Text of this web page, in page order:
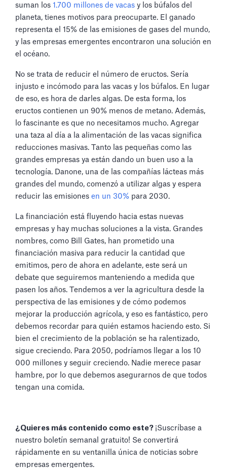
suman los 1.700 millones de vacas y los búfalos del
planeta, tienes motivos para preocuparte. El ganado
representa el 15% de las emisiones de gases del mundo,
y las empresas emergentes encontraron una solución en
el océano.
No se trata de reducir el número de eructos. Sería
injusto e incómodo para las vacas y los búfalos. En lugar
de eso, es hora de darles algas. De esta forma, los
eructos contienen un 90% menos de metano. Además,
lo fascinante es que no necesitamos mucho. Agregar
una taza al día a la alimentación de las vacas significa
reducciones masivas. Tanto las pequeñas como las
grandes empresas ya están dando un buen uso a la
tecnología. Danone, una de las compañías lácteas más
grandes del mundo, comenzó a utilizar algas y espera
reducir las emisiones en un 30% para 2030.
La financiación está fluyendo hacia estas nuevas
empresas y hay muchas soluciones a la vista. Grandes
nombres, como Bill Gates, han prometido una
financiación masiva para reducir la cantidad que
emitimos, pero de ahora en adelante, este será un
debate que seguiremos manteniendo a medida que
pasen los años. Tendemos a ver la agricultura desde la
perspectiva de las emisiones y de cómo podemos
mejorar la producción agrícola, y eso es fantástico, pero
debemos recordar para quién estamos haciendo esto. Si
bien el crecimiento de la población se ha ralentizado,
sigue creciendo. Para 2050, podríamos llegar a los 10
000 millones y seguir creciendo. Nadie merece pasar
hambre, por lo que debemos asegurarnos de que todos
tengan una comida.
¿Quieres más contenido como este? ¡Suscríbase a
nuestro boletín semanal gratuito! Se convertirá
rápidamente en su ventanilla única de noticias sobre
empresas emergentes.